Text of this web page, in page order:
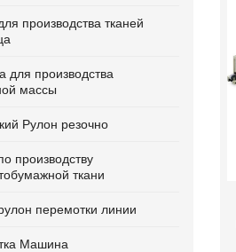
производства тканей
для производства
массы
Рулон резочно
производству
ткани
перемотки линии
Машина